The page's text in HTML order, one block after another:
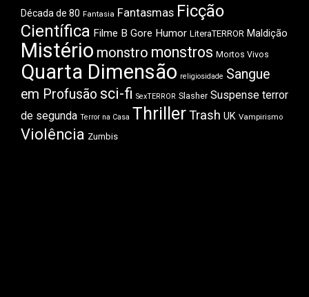
Década de 80 Fantasia Fantasmas Ficção
Científica Filme B Gore Humor LiteraTERROR Maldição
Mistério monstro monstros Mortos Vivos
Quarta Dimensão religiosidade Sangue
em Profusão sci-fi SexTERROR Slasher Suspense terror
de segunda Terror na Casa ThrillerTrash UK Vampirismo
Violência Zumbis